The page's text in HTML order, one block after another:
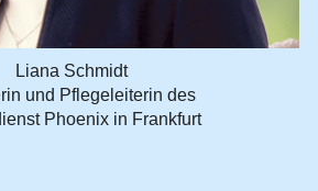
Liana Schmidt
und Pflegeleiterin des
Phoenix in Frankfurt